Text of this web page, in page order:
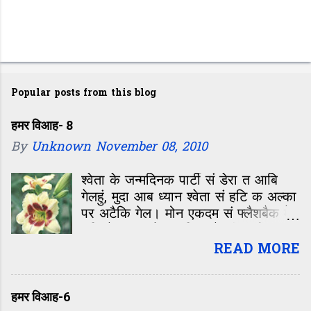
P
o
t
a
C
o
m
m
n
t
Popular posts from this blog
हमर विआह- 8
By Unknown November 08, 2010
श्वेता के जन्मदिनक पार्टी सं डेरा त आबि
गेलहुं, मुदा आब ध्यान श्वेता सं हटि क अल्का
पर अटैकि गेल। मोन एकदम सं फ्लैशबैक मे
रंगीन, मस्ती आओर मासूमियत सं भरल समय
कहिओ नहि बिसराबय वाला दिन। ओहि दिन
READ MORE
हमर विआह-6